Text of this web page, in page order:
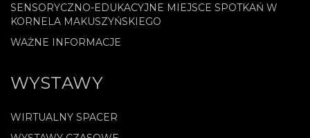
SENSORYCZNO-EDUKACYJNE MIEJSCE SPOTKAŃ W
KORNELA MAKUSZYŃSKIEGO
WAŻNE INFORMACJE
WYSTAWY
WIRTUALNY SPACER